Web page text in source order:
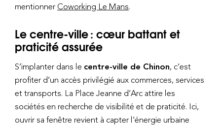
mentionner Coworking Le Mans.
Le centre-ville : cœur battant et
praticité assurée
S’implanter dans le centre-ville de Chinon, c’est
profiter d’un accès privilégié aux commerces, services
et transports. La Place Jeanne d’Arc attire les
sociétés en recherche de visibilité et de praticité. Ici,
ouvrir sa fenêtre revient à capter l’énergie urbaine